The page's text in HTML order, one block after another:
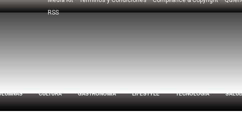
RSS
CULTURA GASTRONOMÍA LIFESTYLE TECNOLOGÍA SALUD